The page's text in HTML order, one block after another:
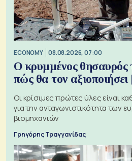
ECONOMY 08.08.2026, 07:00
Ο κρυμμένος θησαυρός
πώς θα τον
Οι κρίσιμες πρώτες ύλες είναι
για την ανταγωνιστικότητα των
βιομηχανιών
Γρηγόρης Τραγγανίδας